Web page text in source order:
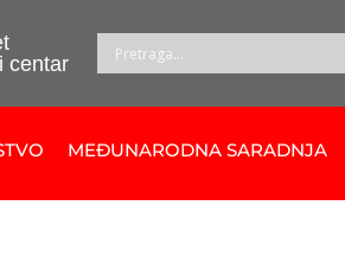
centar
MEĐUNARODNA SARADNJA